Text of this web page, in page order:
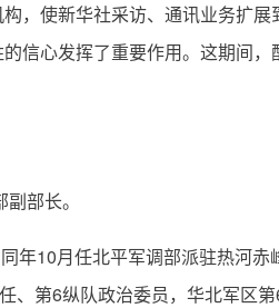
，使新华社采访、通讯业务扩
信心发挥了重要作用。这期间
部长。
年10月任北平军调部派驻热河
第6纵队政治委员，华北军区